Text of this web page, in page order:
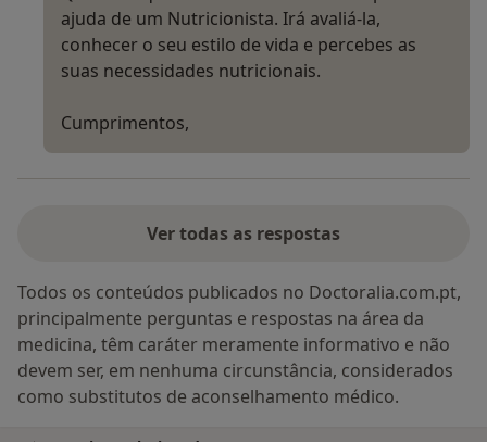
ajuda de um Nutricionista. Irá avaliá-la,
conhecer o seu estilo de vida e percebes as
suas necessidades nutricionais.
Cumprimentos,
Ver todas as respostas
Todos os conteúdos publicados no Doctoralia.com.pt,
principalmente perguntas e respostas na área da
medicina, têm caráter meramente informativo e não
devem ser, em nenhuma circunstância, considerados
como substitutos de aconselhamento médico.